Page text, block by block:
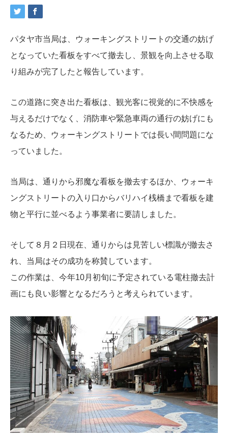
パタヤ市当局は、ウォーキングストリートの交通の妨げ
となっていた看板をすべて撤去し、景観を向上させる取
り組みが完了したと報告しています。
この道路に突き出た看板は、観光客に視覚的に不快感を
与えるだけでなく、消防車や緊急車両の通行の妨げにも
なるため、ウォーキングストリートでは長い間問題にな
っていました。
当局は、通りから邪魔な看板を撤去するほか、ウォーキ
ングストリートの入り口からバリハイ桟橋まで看板を建
物と平行に並べるよう事業者に要請しました。
そして８月２日現在、通りからは見苦しい標識が撤去さ
れ、当局はその成功を称賛しています。
この作業は、今年10月初旬に予定されている電柱撤去計
画にも良い影響となるだろうと考えられています。